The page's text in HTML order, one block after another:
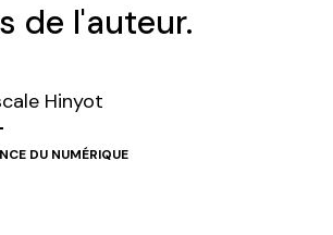
de l'auteur.
Hinyot
DU NUMÉRIQUE